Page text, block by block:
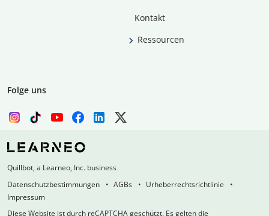
Kontakt
Ressourcen
Folge uns
Quillbot, a Learneo, Inc. business
Datenschutzbestimmungen
AGBs
Urheberrechtsrichtlinie
Impressum
Diese Website ist durch reCAPTCHA geschützt. Es gelten die